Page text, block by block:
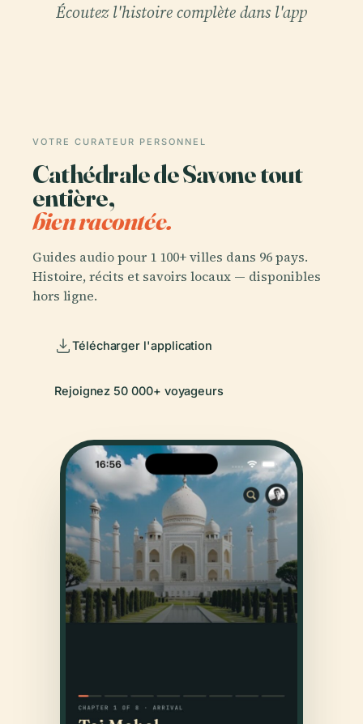
Écoutez l'histoire complète dans l'app
VOTRE CURATEUR PERSONNEL
Cathédrale de Savone tout
entière,
bien racontée.
Guides audio pour 1 100+ villes dans 96 pays.
Histoire, récits et savoirs locaux — disponibles
hors ligne.
Télécharger l'application
Rejoignez 50 000+ voyageurs